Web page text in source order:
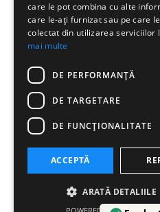
+40 726 047
LUNI–VINERI 8.00–19.00
Politica
Politica Cookies
care le pot combina cu alte
care le-ați furnizat sau pe care
colectat din utilizarea serviciilor
mai multe
DE PERFORMANȚĂ
DE TARGETARE
DE FUNCŢIONALITATE
ACCEPTĂ
ARATĂ DETALIILE